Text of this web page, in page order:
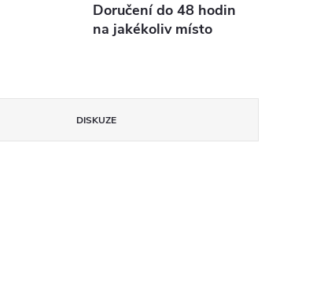
Doručení do 48 hodin
na jakékoliv místo
DISKUZE